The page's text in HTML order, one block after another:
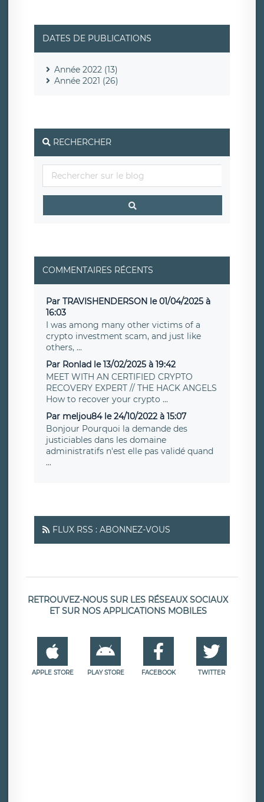
DATES DE PUBLICATIONS
Année 2022 (13)
Année 2021 (26)
RECHERCHER
COMMENTAIRES RÉCENTS
Par TRAVISHENDERSON le 01/04/2025 à
16:03
I was among many other victims of a
crypto investment scam, and just like
others, ...
Par Ronlad le 13/02/2025 à 19:42
MEET WITH AN CERTIFIED CRYPTO
RECOVERY EXPERT // THE HACK ANGELS
How to recover your crypto ...
Par meljou84 le 24/10/2022 à 15:07
Bonjour Pourquoi la demande des
justiciables dans les domaine
administratifs n'est elle pas validé quand
...
FLUX RSS : ABONNEZ-VOUS
RETROUVEZ-NOUS SUR LES RÉSEAUX SOCIAUX
ET SUR NOS APPLICATIONS MOBILES
APPLE STORE PLAY STORE FACEBOOK TWITTER